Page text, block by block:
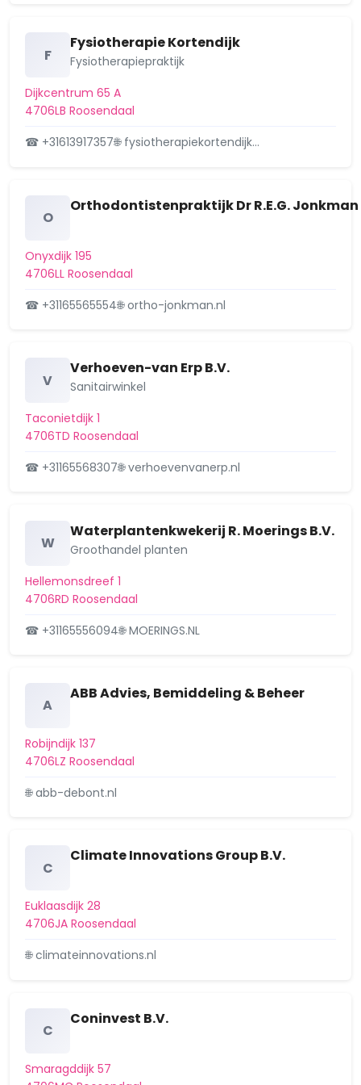
voorgevel op de lo…
Dijkcentrum 193, 4706LB Roosendaal
19 september 2025
F
Fysiotherapie Kortendijk
Fysiotherapiepraktijk
Dijkcentrum 65 A
4706LB Roosendaal
☎ +31613917357🌐 fysiotherapiekortendijk…
O
Orthodontistenpraktijk Dr R.E.G. Jonkman
Onyxdijk 195
4706LL Roosendaal
☎ +31165565554🌐 ortho-jonkman.nl
V
Verhoeven-van Erp B.V.
Sanitairwinkel
Taconietdijk 1
4706TD Roosendaal
☎ +31165568307🌐 verhoevenvanerp.nl
W
Waterplantenkwekerij R. Moerings B.V.
Groothandel planten
Hellemonsdreef 1
4706RD Roosendaal
☎ +31165556094🌐 MOERINGS.NL
A
ABB Advies, Bemiddeling & Beheer
Robijndijk 137
4706LZ Roosendaal
🌐 abb-debont.nl
C
Climate Innovations Group B.V.
Euklaasdijk 28
4706JA Roosendaal
🌐 climateinnovations.nl
C
Coninvest B.V.
Smaragddijk 57